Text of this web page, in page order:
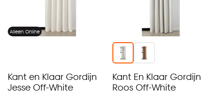
Alleen Online
Kant en Klaar Gordijn
Jesse Off-White
Kant En Klaar Gordijn
Roos Off-White